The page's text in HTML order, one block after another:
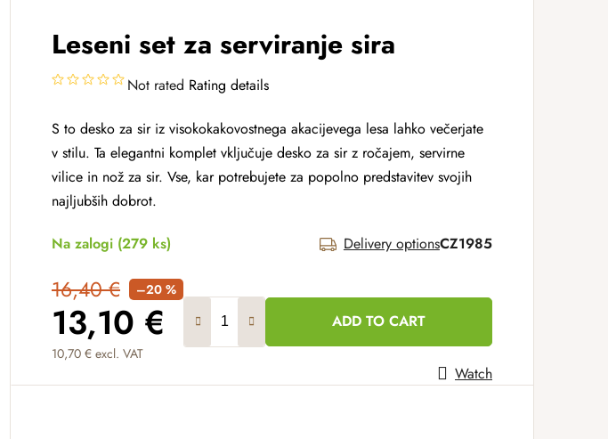
Leseni set za serviranje sira
Not rated Rating details
S to desko za sir iz visokokakovostnega akacijevega lesa lahko večerjate
v stilu. Ta elegantni komplet vključuje desko za sir z ročajem, servirne
vilice in nož za sir. Vse, kar potrebujete za popolno predstavitev svojih
najljubših dobrot.
Na zalogi (279 ks) Delivery optionsCZ1985
16,40 € –20 %
13,10 €
10,70 € excl. VAT
Measure price:
ADD TO CART
Watch